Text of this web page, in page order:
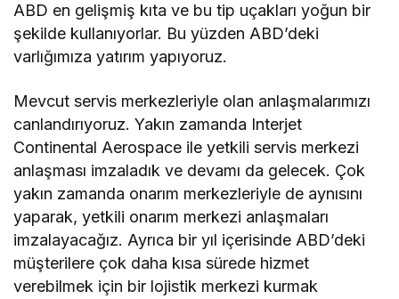
ABD en gelişmiş kıta ve bu tip uçakları yoğun bir
şekilde kullanıyorlar. Bu yüzden ABD’deki
varlığımıza yatırım yapıyoruz.
Mevcut servis merkezleriyle olan anlaşmalarımızı
canlandırıyoruz. Yakın zamanda Interjet
Continental Aerospace ile yetkili servis merkezi
anlaşması imzaladık ve devamı da gelecek. Çok
yakın zamanda onarım merkezleriyle de aynısını
yaparak, yetkili onarım merkezi anlaşmaları
imzalayacağız. Ayrıca bir yıl içerisinde ABD’deki
müşterilere çok daha kısa sürede hizmet
verebilmek için bir lojistik merkezi kurmak